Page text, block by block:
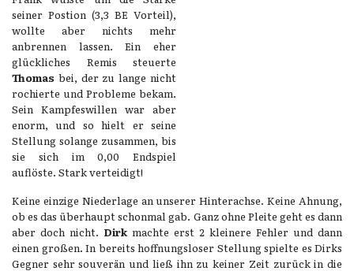
seiner Postion (3,3 BE Vorteil),
wollte aber nichts mehr
anbrennen lassen. Ein eher
glückliches Remis steuerte
Thomas bei, der zu lange nicht
rochierte und Probleme bekam.
Sein Kampfeswillen war aber
enorm, und so hielt er seine
Stellung solange zusammen, bis
sie sich im 0,00 Endspiel
auflöste. Stark verteidigt!
Keine einzige Niederlage an unserer Hinterachse. Keine Ahnung,
ob es das überhaupt schonmal gab. Ganz ohne Pleite geht es dann
aber doch nicht. Dirk machte erst 2 kleinere Fehler und dann
einen großen. In bereits hoffnungsloser Stellung spielte es Dirks
Gegner sehr souverän und ließ ihn zu keiner Zeit zurück in die